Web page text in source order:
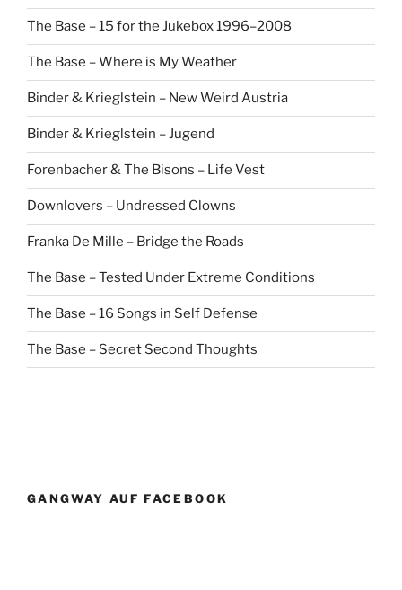
The Base – 15 for the Jukebox 1996–2008
The Base – Where is My Weather
Binder & Krieglstein – New Weird Austria
Binder & Krieglstein – Jugend
Forenbacher & The Bisons – Life Vest
Downlovers – Undressed Clowns
Franka De Mille – Bridge the Roads
The Base – Tested Under Extreme Conditions
The Base – 16 Songs in Self Defense
The Base – Secret Second Thoughts
GANGWAY AUF FACEBOOK